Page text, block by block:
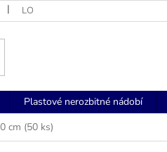
LOGOVANÉ UBROUSKY - FORSTCZ
Plastové nerozbitné nádobí
cm (50 ks)